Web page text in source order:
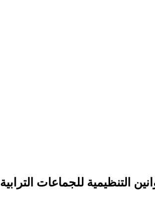
التنظيمية للجماعات الترابية